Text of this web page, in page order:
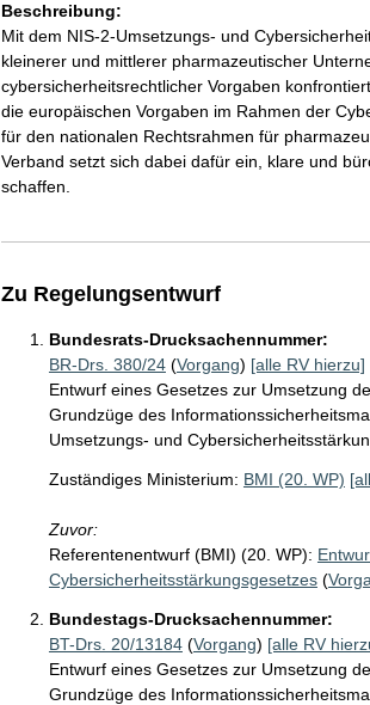
Beschreibung:
Mit dem NIS-2-Umsetzungs- und
kleinerer und mittlerer pharmazeutischer
cybersicherheitsrechtlicher Vorgaben
die europäischen Vorgaben im Rahmen der
für den nationalen Rechtsrahmen für
Verband setzt sich dabei dafür ein, klare und
schaffen.
Zu Regelungsentwurf
Bundesrats-Drucksachennummer:
BR-Drs. 380/24(Vorgang) [alle RV hierzu]
Entwurf eines Gesetzes zur Umsetzung
Grundzüge des
Umsetzungs- und
Zuständiges Ministerium: BMI (20. WP)
Zuvor:
Referentenentwurf (BMI) (20. WP):
Cybersicherheitsstärkungsgesetzes(
Bundestags-Drucksachennummer:
BT-Drs. 20/13184(Vorgang) [alle RV
Entwurf eines Gesetzes zur Umsetzung
Grundzüge des